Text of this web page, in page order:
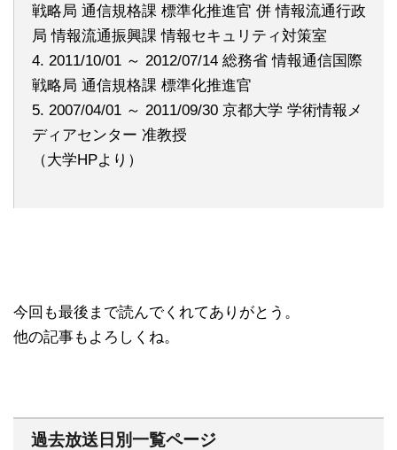
戦略局 通信規格課 標準化推進官 併 情報流通行政
局 情報流通振興課 情報セキュリティ対策室
4. 2011/10/01 ～ 2012/07/14 総務省 情報通信国際
戦略局 通信規格課 標準化推進官
5. 2007/04/01 ～ 2011/09/30 京都大学 学術情報メ
ディアセンター 准教授
（大学HPより）
今回も最後まで読んでくれてありがとう。
他の記事もよろしくね。
過去放送日別一覧ページ